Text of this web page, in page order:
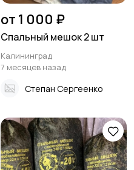
от 1 000 ₽
Спальный мешок 2 шт
Калининград
7 месяцев назад
Степан Сергеенко